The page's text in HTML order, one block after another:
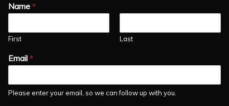
Name *
First Last
Email *
Please enter your email, so we can follow up with you.